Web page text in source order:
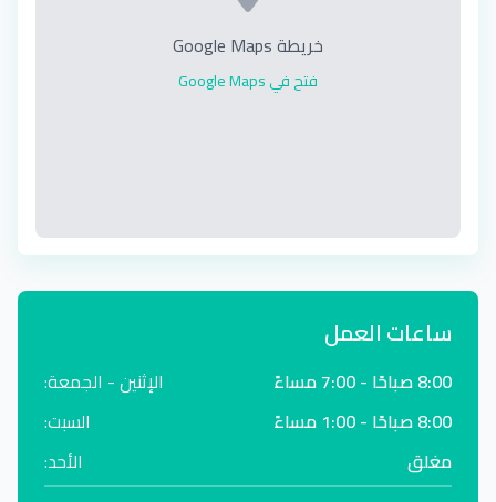
خريطة Google Maps
فتح في Google Maps
ساعات العمل
الإثنين - الجمعة:
8:00 صباحًا - 7:00 مساءً
السبت:
8:00 صباحًا - 1:00 مساءً
الأحد:
مغلق